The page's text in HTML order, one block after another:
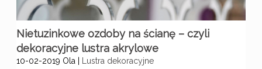
Nietuzinkowe ozdoby na ścianę – czyli
dekoracyjne lustra akrylowe
10-02-2019 Ola Lustra dekoracyjne